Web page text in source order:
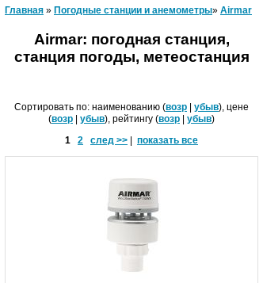
Главная » Погодные станции и анемометры» Airmar
Airmar: погодная станция,
станция погоды, метеостанция
Сортировать по: наименованию (возр убыв), цене
(возр убыв), рейтингу (возр убыв)
1
2 след >> показать все